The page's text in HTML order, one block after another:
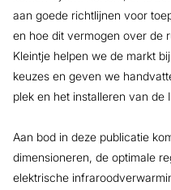
aan goede richtlijnen voor
en hoe dit vermogen over de
Kleintje helpen we de markt
keuzes en geven we
plek en het installeren van de
Aan bod in deze publicatie
dimensioneren, de optimale
elektrische